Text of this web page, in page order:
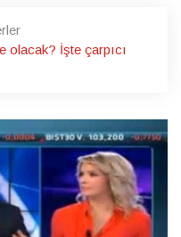
olacak? İşte çarpıcı